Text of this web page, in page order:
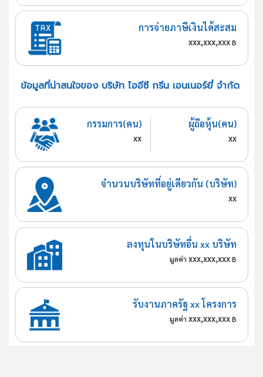
การจ่ายภาษีเงินได้สะสม
xxx,xxx,xxx฿
ข้อมูลที่น่าสนใจของ บริษัท ไออีซี กรีน เอนเนอร์ยี่ จำกัด
กรรมการ(คน)
xx
ผู้ถือหุ้น(คน)
xx
จำนวนบริษัทที่อยู่เดียวกัน (บริษัท)
xx
ลงทุนในบริษัทอื่น xx บริษัท
มูลค่า xxx,xxx,xxx ฿
รับงานภาครัฐ xx โครงการ
มูลค่า xxx,xxx,xxx ฿